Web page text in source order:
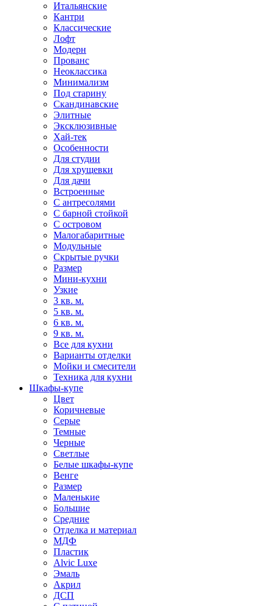
Итальянские
Кантри
Классические
Лофт
Модерн
Прованс
Неоклассика
Минимализм
Под старину
Скандинавские
Элитные
Эксклюзивные
Хай-тек
Особенности
Для студии
Для хрущевки
Для дачи
Встроенные
С антресолями
С барной стойкой
С островом
Малогабаритные
Модульные
Скрытые ручки
Размер
Мини-кухни
Узкие
3 кв. м.
5 кв. м.
6 кв. м.
9 кв. м.
Все для кухни
Варианты отделки
Мойки и смесители
Техника для кухни
Шкафы-купе
Цвет
Коричневые
Серые
Темные
Черные
Светлые
Белые шкафы-купе
Венге
Размер
Маленькие
Большие
Средние
Отделка и материал
МДФ
Пластик
Alvic Luxe
Эмаль
Акрил
ДСП